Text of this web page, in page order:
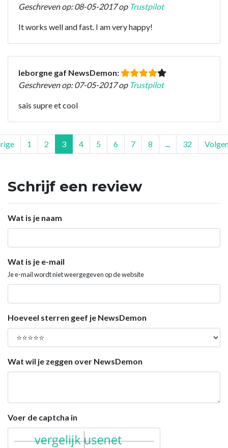
Geschreven op: 08-05-2017 op Trustpilot
It works well and fast. I am very happy!
leborgne gaf NewsDemon:
Geschreven op: 07-05-2017 op Trustpilot
sais supre et cool
1 2 3 4 5 6 7 8 32
Schrijf een review
Wat is je naam
Wat is je e-mail
Je e-mail wordt niet weergegeven op de website
Hoeveel sterren geef je NewsDemon
Wat wil je zeggen over NewsDemon
Voer de captcha in